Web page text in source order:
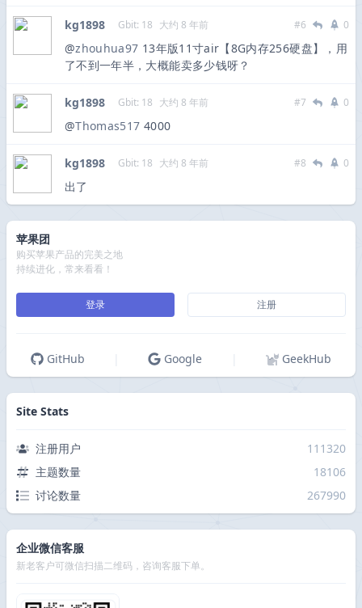
kg1898 Gbit: 18 大约 8 年前 #6 0
@zhouhua97 13年版11寸air【8G内存256硬盘】，用
了不到一年半，大概能卖多少钱呀？
kg1898 Gbit: 18 大约 8 年前 #7 0
@Thomas517 4000
kg1898 Gbit: 18 大约 8 年前 #8 0
出了
苹果团
购买苹果产品的完美之地
持续进化，常来看看！
登录 注册
GitHub Google GeekHub
Site Stats
注册用户
111320
主题数量
18106
讨论数量
267990
企业微信客服
新老客户可微信扫描二维码，咨询客服下单。